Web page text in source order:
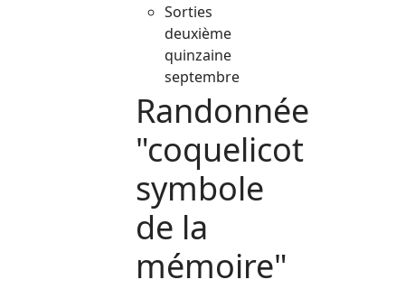
Sorties
deuxième
quinzaine
septembre
Randonnée
"coquelicot
symbole
de la
mémoire"